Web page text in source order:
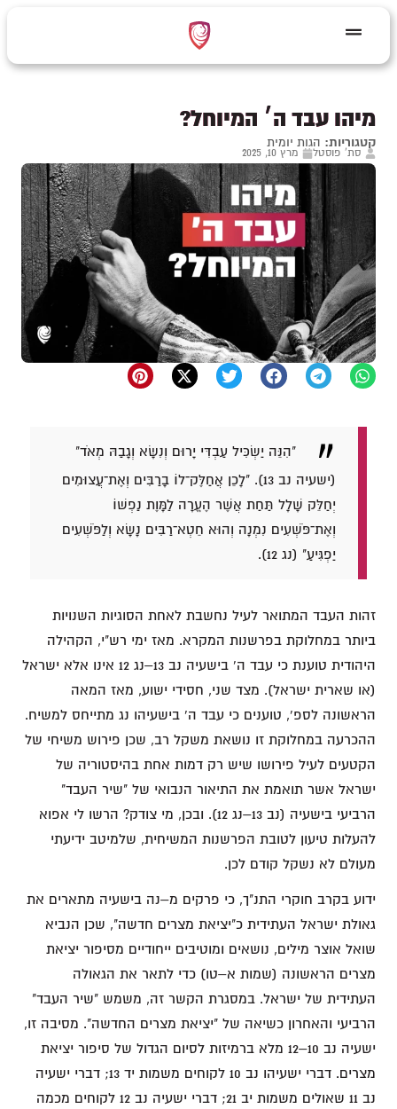
מיהו עבד ה׳ המיוחל?
קטגוריות: הגות יומית
סת' פוסטל מרץ 10, 2025
"הִנֵּה יַשְׂכִּיל עַבְדִּי יָרוּם וְנִשָּׂא וְגָבַהּ מְאֹד"
(ישעיה נב 13).
"לָכֵן אֲחַלֶּק־לוֹ בָרַבִּים וְאֶת־עֲצוּמִים
יְחַלֵּק שָׁלָל תַּחַת אֲשֶׁר הֶעֱרָה לַמָּוֶת נַפְשׁוֹ
וְאֶת־פֹּשְׁעִים נִמְנָה וְהוּא חֵטְא־רַבִּים נָשָׂא וְלַפֹּשְׁעִים
יַפְגִּיעַ" (נג 12).
זהות העבד המתואר לעיל נחשבת לאחת הסוגיות השנויות
ביותר במחלוקת בפרשנות המקרא. מאז ימי רש"י, הקהילה
היהודית טוענת כי עבד ה' בישעיה נב 13–נג 12 אינו אלא ישראל
(או שארית ישראל). מצד שני, חסידי ישוע, מאז המאה
הראשונה לספ', טוענים כי עבד ה' בישעיהו נג מתייחס למשיח.
ההכרעה במחלוקת זו נושאת משקל רב, שכן פירוש משיחי של
הקטעים לעיל פירושו שיש רק דמות אחת בהיסטוריה של
ישראל אשר תואמת את התיאור הנבואי של "שיר העבד"
הרביעי בישעיה (נב 13–נג 12). ובכן, מי צודק? הרשו לי אפוא
להעלות טיעון לטובת הפרשנות המשיחית, שלמיטב ידיעתי
מעולם לא נשקל קודם לכן.
ידוע בקרב חוקרי התנ"ך, כי פרקים מ–נה בישעיה מתארים את
גאולת ישראל העתידית כ"יציאת מצרים חדשה", שכן הנביא
שואל אוצר מילים, נושאים ומוטיבים ייחודיים מסיפור יציאת
מצרים הראשונה (שמות א–טו) כדי לתאר את הגאולה
העתידית של ישראל. במסגרת הקשר זה, משמש "שיר העבד"
הרביעי והאחרון כשיאה של "יציאת מצרים החדשה". מסיבה זו,
ישעיה נב 10–12 מלא ברמיזות לסיום הגדול של סיפור יציאת
מצרים. דברי ישעיהו נב 10 לקוחים משמות יד 13; דברי ישעיה
נב 11 שאולים משמות יב 21; דברי ישעיה נב 12 לקוחים מכמה